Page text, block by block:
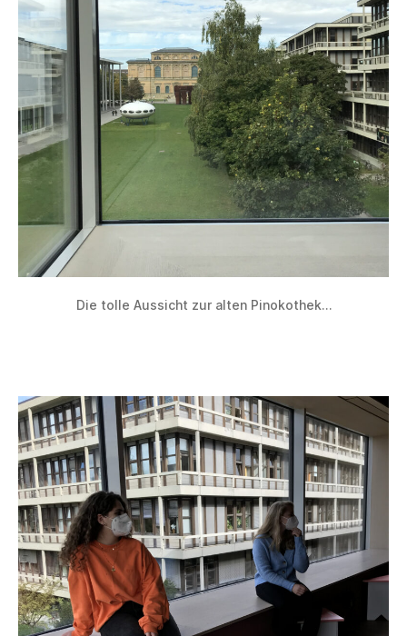
Die tolle Aussicht zur alten Pinokothek…